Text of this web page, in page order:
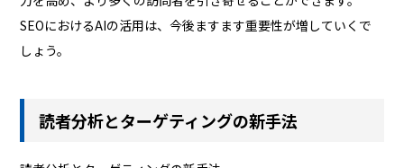
SEOにおけるAIの活用は、今後ますます重要性が増していくで
しょう。
読者分析とターゲティングの新手法